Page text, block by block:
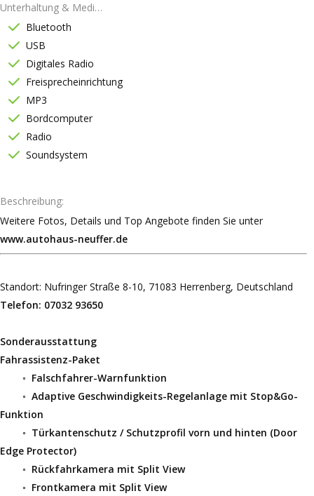
Unterhaltung & Medien
Bluetooth
USB
Digitales Radio
Freisprecheinrichtung
MP3
Bordcomputer
Radio
Soundsystem
Beschreibung
Weitere Fotos, Details und Top Angebote finden Sie unter
www.autohaus-neuffer.de
Standort: Nufringer Straße 8-10, 71083 Herrenberg, Deutschland
Telefon: 07032 93650
Sonderausstattung
Fahrassistenz-Paket
◦ Falschfahrer-Warnfunktion
◦ Adaptive Geschwindigkeits-Regelanlage mit Stop&Go-
Funktion
◦ Türkantenschutz / Schutzprofil vorn und hinten (Door
Edge Protector)
◦ Rückfahrkamera mit Split View
◦ Frontkamera mit Split View